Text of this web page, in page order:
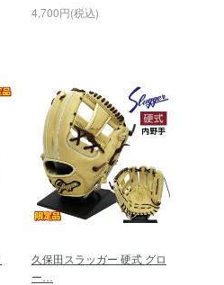
4,700円(税込)
久保田スラッガー 硬式 グロ
ー…